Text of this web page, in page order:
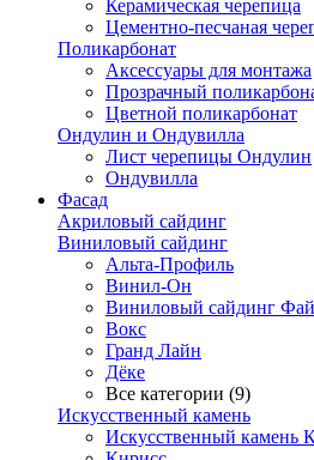
Керамическая черепица
Цементно-песчаная
Поликарбонат
Аксессуары для монтажа
Прозрачный
Цветной поликарбонат
Ондулин и Ондувилла
Лист черепицы Ондулин
Ондувилла
Фасад
Акриловый сайдинг
Виниловый сайдинг
Альта-Профиль
Винил-Он
Виниловый сайдинг
Вокс
Гранд Лайн
Дёке
Все категории (9)
Искусственный камень
Искусственный камень